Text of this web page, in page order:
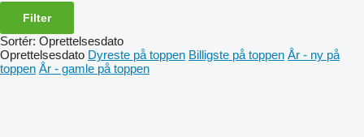
Filter
Sortér: Oprettelsesdato
Oprettelsesdato Dyreste på toppen Billigste på toppen År - ny på
toppen År - gamle på toppen